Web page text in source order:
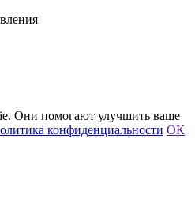
Они помогают улучшить ваше
конфиденциальности ОК